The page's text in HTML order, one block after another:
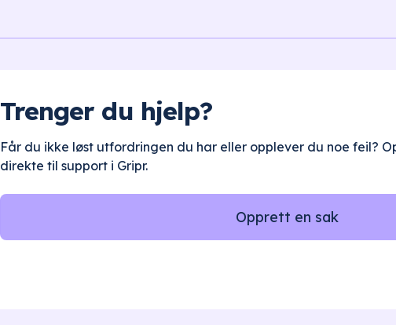
Trenger du hjelp?
Får du ikke løst utfordringen du har eller opplever du noe feil?
direkte til support i Gripr.
Opprett en sak